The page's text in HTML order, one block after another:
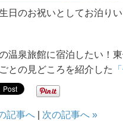
日のお祝いとしてお泊り
温泉旅館に宿泊したい！
との見どころを紹介した
記事へ 次の記事へ »